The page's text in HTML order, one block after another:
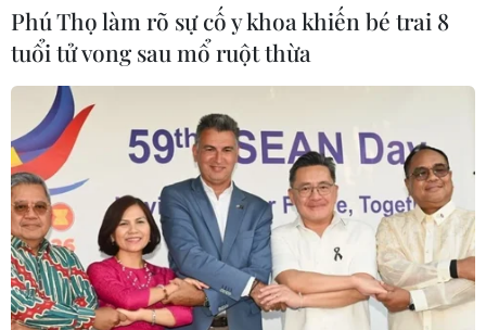
Chủ tịch Quốc hội Trần Thanh Mẫn
tiếp Đại sứ Hoa Kỳ Jennifer Wicks
06/08/2026 13:43
Tổng thống Trump bác tin Mỹ thiếu
hụt vũ khí vì chiến dịch Trung Đông
06/08/2026 09:40
Phú Thọ làm rõ sự cố y khoa khiến bé trai 8
tuổi tử vong sau mổ ruột thừa